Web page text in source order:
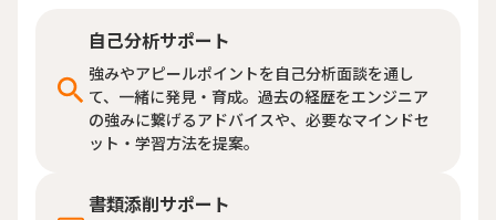
自己分析サポート
強みやアピールポイントを自己分析面談を通し
て、一緒に発見・育成。過去の経歴をエンジニア
の強みに繋げるアドバイスや、必要なマインドセ
ット・学習方法を提案。
書類添削サポート